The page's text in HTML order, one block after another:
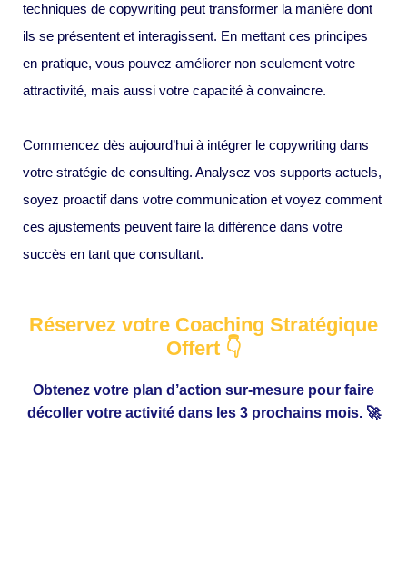
techniques de copywriting peut transformer la manière dont
ils se présentent et interagissent. En mettant ces principes
en pratique, vous pouvez améliorer non seulement votre
attractivité, mais aussi votre capacité à convaincre.
Commencez dès aujourd’hui à intégrer le copywriting dans
votre stratégie de consulting. Analysez vos supports actuels,
soyez proactif dans votre communication et voyez comment
ces ajustements peuvent faire la différence dans votre
succès en tant que consultant.
Réservez votre Coaching Stratégique
Offert 👇
Obtenez votre plan d’action sur-mesure pour faire
décoller votre activité dans les 3 prochains mois. 🚀